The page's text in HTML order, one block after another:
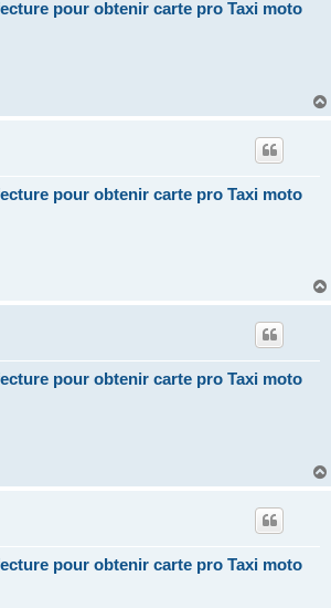
pour obtenir carte pro Taxi moto
pour obtenir carte pro Taxi moto
pour obtenir carte pro Taxi moto
pour obtenir carte pro Taxi moto